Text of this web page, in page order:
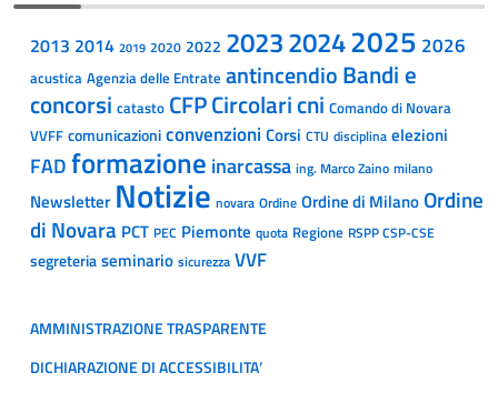
2013 2014 2019 2020 2022 202320242025 2026
acustica Agenzia delle Entrate antincendio Bandi e
concorsi catasto CFPCircolaricni Comando di Novara
VVFF comunicazioniconvenzioni Corsi CTU disciplina elezioni
FADformazione inarcassa ing. Marco Zaino milano
Newsletter Notizie novara Ordine Ordine di Milano Ordine
di Novara PCT PEC Piemonte quota Regione RSPP CSP-CSE
segreteriaseminario sicurezza VVF
AMMINISTRAZIONE TRASPARENTE
DICHIARAZIONE DI ACCESSIBILITA’